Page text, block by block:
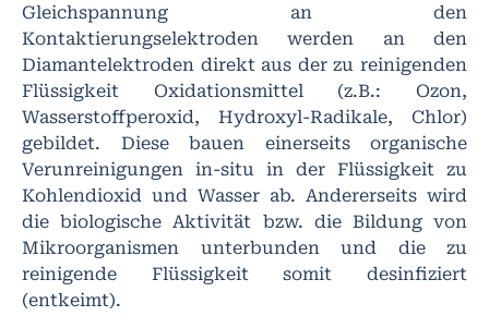
Gleichspannung an den
Kontaktierungselektroden werden an den
Diamantelektroden direkt aus der zu reinigenden
Flüssigkeit Oxidationsmittel (z.B.: Ozon,
Wasserstoffperoxid, Hydroxyl-Radikale, Chlor)
gebildet. Diese bauen einerseits organische
Verunreinigungen in-situ in der Flüssigkeit zu
Kohlendioxid und Wasser ab. Andererseits wird
die biologische Aktivität bzw. die Bildung von
Mikroorganismen unterbunden und die zu
reinigende Flüssigkeit somit desinfiziert
(entkeimt).